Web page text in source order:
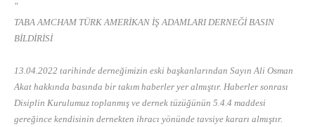
"
TABA AMCHAM TÜRK AMERİKAN İŞ ADAMLARI DERNEĞİ BASIN
BİLDİRİSİ
13.04.2022 tarihinde derneğimizin eski başkanlarından Sayın Ali Osman
Akat hakkında basında bir takım haberler yer almıştır. Haberler sonrası
Disiplin Kurulumuz toplanmış ve dernek tüzüğünün 5.4.4 maddesi
gereğince kendisinin dernekten ihracı yönünde tavsiye kararı almıştır.